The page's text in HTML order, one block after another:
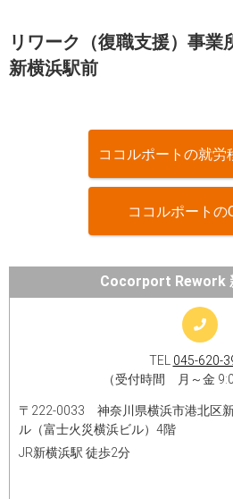
リワーク（復職支援）事業
新横浜駅前
ココルポートの就労
ココルポートの
Cocorport Rework
TEL 045-620-
（受付時間 月～金
〒222-0033 神奈川県横浜市港北区
ル（富士火災横浜ビル）4階
JR新横浜駅 徒歩2分